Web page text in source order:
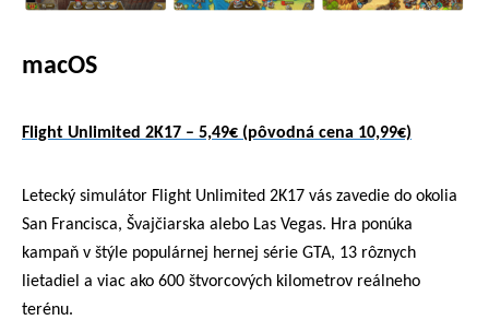
macOS
Flight Unlimited 2K17 – 5,49€ (pôvodná cena 10,99€)
Letecký simulátor Flight Unlimited 2K17 vás zavedie do okolia
San Francisca, Švajčiarska alebo Las Vegas. Hra ponúka
kampaň v štýle populárnej hernej série GTA, 13 rôznych
lietadiel a viac ako 600 štvorcových kilometrov reálneho
terénu.